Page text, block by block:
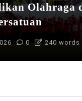
Olahraga
0 240 words